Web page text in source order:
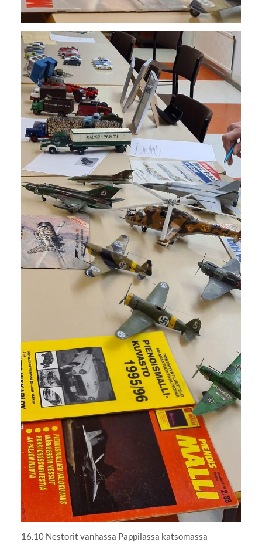
16.10 Nestorit vanhassa Pappilassa katsomassa